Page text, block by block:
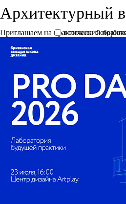
я согласен с
Архитектурный
Приглашаем на практический